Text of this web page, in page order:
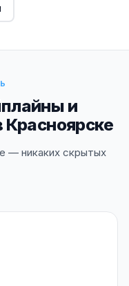
и
Красноярске
— никаких скрытых